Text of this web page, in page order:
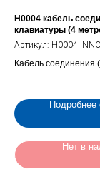
H0004 кабель
клавиатуры (4
Артикул: H0004
Кабель соединения
Подробнее
Нет в